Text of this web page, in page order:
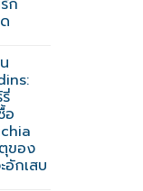
อ
ของ
อักเสบ